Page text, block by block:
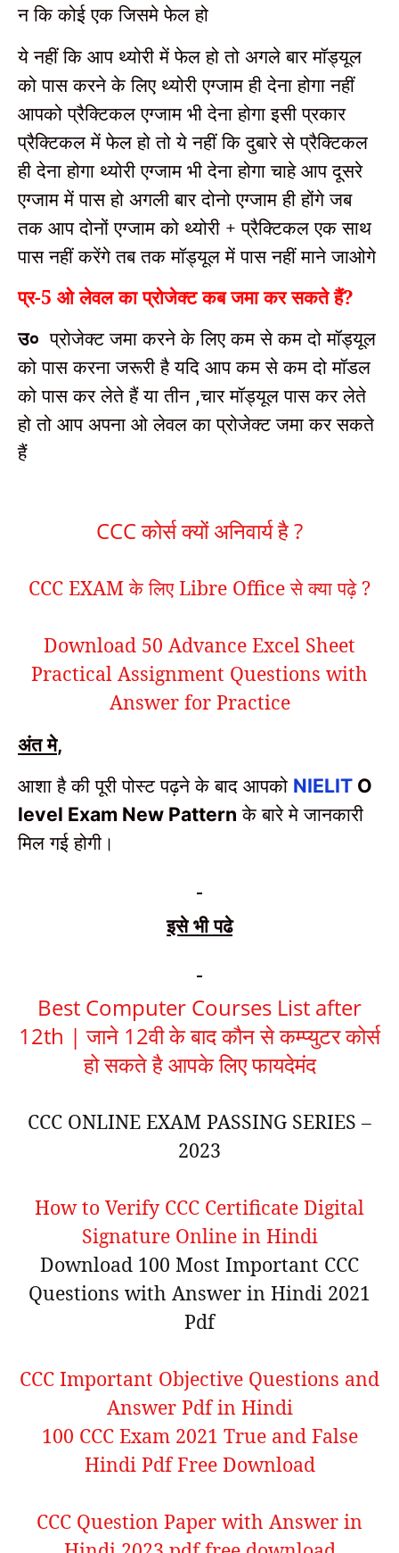
न कि कोई एक जिसमे फेल हो
ये नहीं कि आप थ्योरी में फेल हो तो अगले बार मॉड्यूल
को पास करने के लिए थ्योरी एग्जाम ही देना होगा नहीं
आपको प्रैक्टिकल एग्जाम भी देना होगा इसी प्रकार
प्रैक्टिकल में फेल हो तो ये नहीं कि दुबारे से प्रैक्टिकल
ही देना होगा थ्योरी एग्जाम भी देना होगा चाहे आप दूसरे
एग्जाम में पास हो अगली बार दोनो एग्जाम ही होंगे जब
तक आप दोनों एग्जाम को थ्योरी + प्रैक्टिकल एक साथ
पास नहीं करेंगे तब तक मॉड्यूल में पास नहीं माने जाओगे
प्र-5 ओ लेवल का प्रोजेक्ट कब जमा कर सकते हैं?
उ० प्रोजेक्ट जमा करने के लिए कम से कम दो मॉड्यूल
को पास करना जरूरी है यदि आप कम से कम दो मॉडल
को पास कर लेते हैं या तीन ,चार मॉड्यूल पास कर लेते
हो तो आप अपना ओ लेवल का प्रोजेक्ट जमा कर सकते
हैं
CCC कोर्स क्यों अनिवार्य है ?
CCC EXAM के लिए Libre Office से क्या पढ़े ?
Download 50 Advance Excel Sheet
Practical Assignment Questions with
Answer for Practice
अंत मे,
आशा है की पूरी पोस्ट पढ़ने के बाद आपको NIELIT O
level Exam New Pattern के बारे मे जानकारी
मिल गई होगी।
इसे भी पढे
Best Computer Courses List after
12th | जाने 12वी के बाद कौन से कम्प्युटर कोर्स
हो सकते है आपके लिए फायदेमंद
CCC ONLINE EXAM PASSING SERIES –
2023
How to Verify CCC Certificate Digital
Signature Online in Hindi
Download 100 Most Important CCC
Questions with Answer in Hindi 2021
Pdf
CCC Important Objective Questions and
Answer Pdf in Hindi
100 CCC Exam 2021 True and False
Hindi Pdf Free Download
CCC Question Paper with Answer in